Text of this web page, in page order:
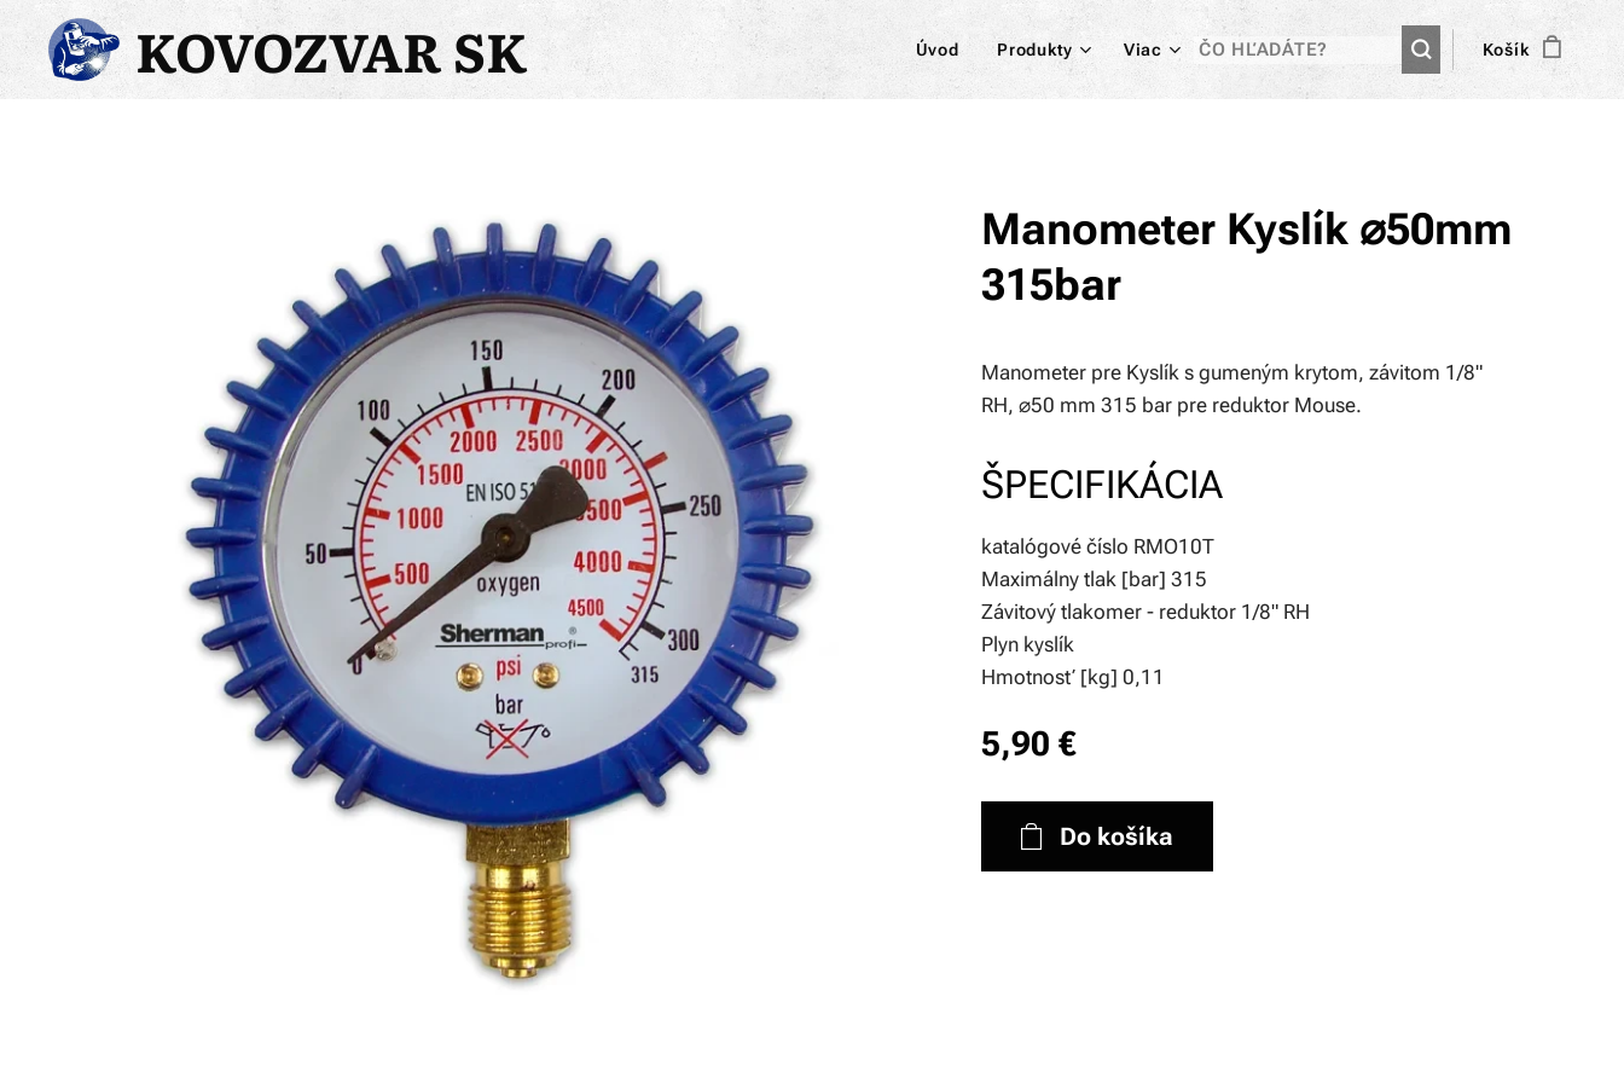
KOVOZVAR SK Úvod Produkty Viac Košík
Manometer Kyslík ⌀50mm
315bar
Manometer pre Kyslík s gumeným krytom, závitom 1/8"
RH, ⌀50 mm 315 bar pre reduktor Mouse.
ŠPECIFIKÁCIA
katalógové číslo RMO10T
Maximálny tlak [bar] 315
Závitový tlakomer - reduktor 1/8" RH
Plyn kyslík
Hmotnosť [kg] 0,11
5,90 €
Do košíka